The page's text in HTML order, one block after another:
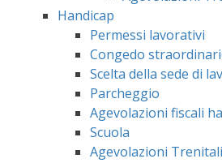
Handicap
Permessi lavorativi
Congedo
Scelta della sede di
Parcheggio
Agevolazioni fiscali
Scuola
Agevolazioni